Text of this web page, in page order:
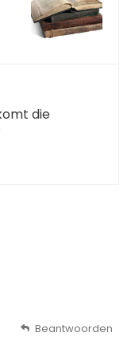
die
Beantwoorden